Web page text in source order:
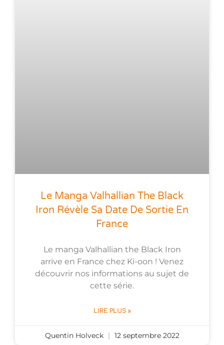
Le Manga Valhallian The Black
Iron Révèle Sa Date De Sortie En
France
Le manga Valhallian the Black Iron
arrive en France chez Ki-oon ! Venez
découvrir nos informations au sujet de
cette série.
LIRE PLUS »
Quentin Holveck 12 septembre 2022